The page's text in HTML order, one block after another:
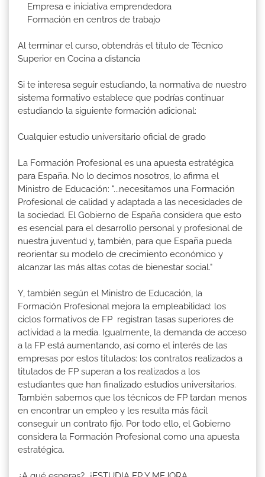
Empresa e iniciativa emprendedora
Formación en centros de trabajo
Al terminar el curso, obtendrás el título de Técnico
Superior en Cocina a distancia
Si te interesa seguir estudiando, la normativa de nuestro
sistema formativo establece que podrías continuar
estudiando la siguiente formación adicional:
Cualquier estudio universitario oficial de grado
La Formación Profesional es una apuesta estratégica
para España. No lo decimos nosotros, lo afirma el
Ministro de Educación: "...necesitamos una Formación
Profesional de calidad y adaptada a las necesidades de
la sociedad. El Gobierno de España considera que esto
es esencial para el desarrollo personal y profesional de
nuestra juventud y, también, para que España pueda
reorientar su modelo de crecimiento económico y
alcanzar las más altas cotas de bienestar social."
Y, también según el Ministro de Educación, la
Formación Profesional mejora la empleabilidad: los
ciclos formativos de FP registran tasas superiores de
actividad a la media. Igualmente, la demanda de acceso
a la FP está aumentando, así como el interés de las
empresas por estos titulados: los contratos realizados a
titulados de FP superan a los realizados a los
estudiantes que han finalizado estudios universitarios.
También sabemos que los técnicos de FP tardan menos
en encontrar un empleo y les resulta más fácil
conseguir un contrato fijo. Por todo ello, el Gobierno
considera la Formación Profesional como una apuesta
estratégica.